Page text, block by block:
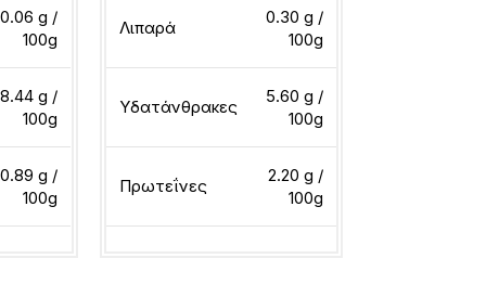
0.06 g /
100g
8.44 g /
100g
0.89 g /
100g
Λιπαρά
0.30 g /
100g
Υδατάνθρακες
5.60 g /
100g
Πρωτεΐνες
2.20 g /
100g